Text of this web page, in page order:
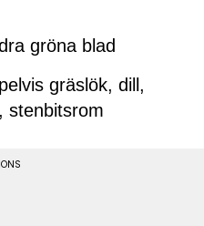
gröna blad
gräslök, dill,
stenbitsrom